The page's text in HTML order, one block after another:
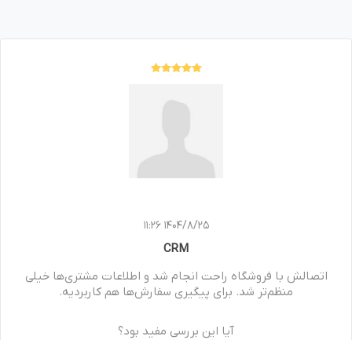
1404/8/25 11:26
CRM
اتصالش با فروشگاه راحت انجام شد و اطلاعات مشتری‌ها خیلی
منظم‌تر شد. برای پیگیری سفارش‌ها هم کاربردیه.
آیا این بررسی مفید بود؟